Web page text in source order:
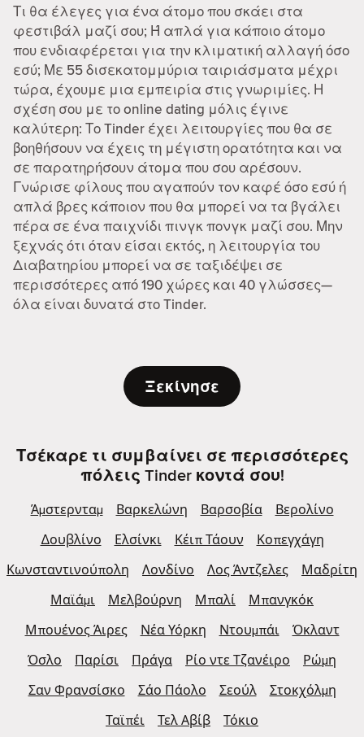
Τι θα έλεγες για ένα άτομο που σκάει στα
φεστιβάλ μαζί σου; Ή απλά για κάποιο άτομο
που ενδιαφέρεται για την κλιματική αλλαγή όσο
εσύ; Με 55 δισεκατομμύρια ταιριάσματα μέχρι
τώρα, έχουμε μια εμπειρία στις γνωριμίες. Η
σχέση σου με το online dating μόλις έγινε
καλύτερη: Το Tinder έχει λειτουργίες που θα σε
βοηθήσουν να έχεις τη μέγιστη ορατότητα και να
σε παρατηρήσουν άτομα που σου αρέσουν.
Γνώρισε φίλους που αγαπούν τον καφέ όσο εσύ ή
απλά βρες κάποιον που θα μπορεί να τα βγάλει
πέρα σε ένα παιχνίδι πινγκ πονγκ μαζί σου. Μην
ξεχνάς ότι όταν είσαι εκτός, η λειτουργία του
Διαβατηρίου μπορεί να σε ταξιδέψει σε
περισσότερες από 190 χώρες και 40 γλώσσες—
όλα είναι δυνατά στο Tinder.
Ξεκίνησε
Τσέκαρε τι συμβαίνει σε περισσότερες
πόλεις Tinder κοντά σου!
Άμστερνταμ Βαρκελώνη Βαρσοβία
Βερολίνο
Δουβλίνο
Ελσίνκι Κέιπ Τάουν
Κοπεγχάγη
Κωνσταντινούπολη
Λονδίνο Λος Άντζελες
Μαδρίτη
Μαϊάμι
Μελβούρνη Μπαλί
Μπανγκόκ
Μπουένος Άιρες
Νέα Υόρκη Ντουμπάι
Όκλαντ
Όσλο
Παρίσι Πράγα Ρίο ντε Τζανέιρο
Ρώμη
Σαν Φρανσίσκο
Σάο Πάολο Σεούλ
Στοκχόλμη
Ταϊπέι
Τελ Αβίβ Τόκιο